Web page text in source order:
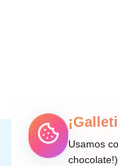
X
Usamos